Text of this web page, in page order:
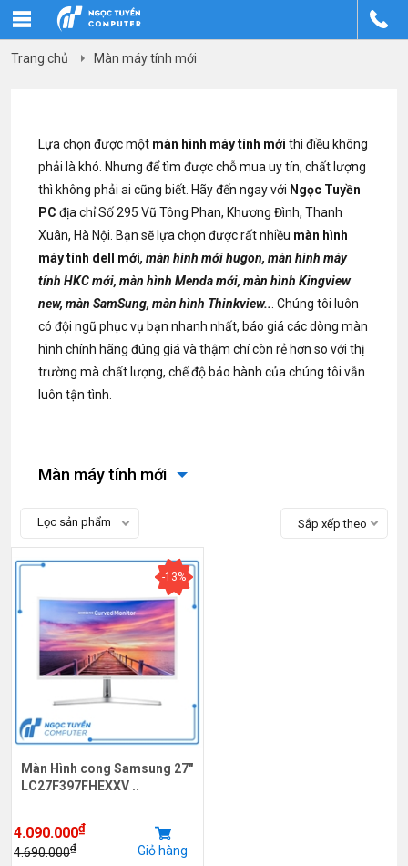
Trang chủ Màn máy tính mới
Lựa chọn được một màn hình máy tính mới thì điều không
phải là khó. Nhưng để tìm được chỗ mua uy tín, chất lượng
thì không phải ai cũng biết. Hãy đến ngay với Ngọc Tuyền
PC địa chỉ Số 295 Vũ Tông Phan, Khương Đình, Thanh
Xuân, Hà Nội. Bạn sẽ lựa chọn được rất nhiều màn hình
máy tính dell mới, màn hình mới hugon, màn hình máy
tính HKC mới, màn hình Menda mới, màn hình Kingview
new, màn SamSung, màn hình Thinkview.. . Chúng tôi luôn
có đội ngũ phục vụ bạn nhanh nhất, báo giá các dòng màn
hình chính hãng đúng giá và thậm chí còn rẻ hơn so với thị
trường mà chất lượng, chế độ bảo hành của chúng tôi vẫn
luôn tận tình.
Màn máy tính mới
Lọc sản phẩm Sắp xếp theo
-13%
Màn Hình cong Samsung 27"
LC27F397FHEXXV ..
4.090.000₫
4.690.000₫ Giỏ hàng